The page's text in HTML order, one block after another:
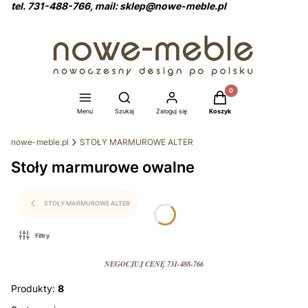
tel. 731-488-766, mail: sklep@nowe-meble.pl
Menu
Otwórz wyszukiwarkę
Szukaj Zaloguj się
Produkty w koszyku:
Koszyk
nowe-meble.pl STOŁY MARMUROWE ALTER
Stoły marmurowe owalne
STOŁY MARMUROWE ALTER
Filtry
NEGOCJUJ CENĘ 731-488-766
Produkty: 8